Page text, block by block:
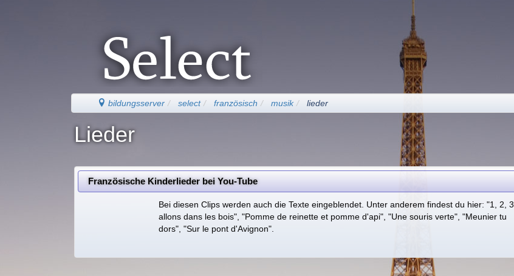
bildungsserver select französisch musik lieder
Lieder
Französische Kinderlieder bei You-Tube
Bei diesen Clips werden auch die Texte eingeblendet. Unter anderem findest du hier: "1, 2, 3,
allons dans les bois", "Pomme de reinette et pomme d'api", "Une souris verte", "Meunier tu
dors", "Sur le pont d'Avignon".